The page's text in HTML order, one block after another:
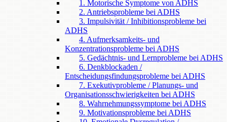
1. Motorische Symptome von ADHS
2. Antriebsprobleme bei ADHS
3. Impulsivität / Inhibitionsprobleme bei
ADHS
4. Aufmerksamkeits- und
Konzentrationsprobleme bei ADHS
5. Gedächtnis- und Lernprobleme bei ADHS
6. Denkblockaden /
Entscheidungsfindungsprobleme bei ADHS
7. Exekutivprobleme / Planungs- und
Organisationsschwierigkeiten bei ADHS
8. Wahrnehmungssymptome bei ADHS
9. Motivationsprobleme bei ADHS